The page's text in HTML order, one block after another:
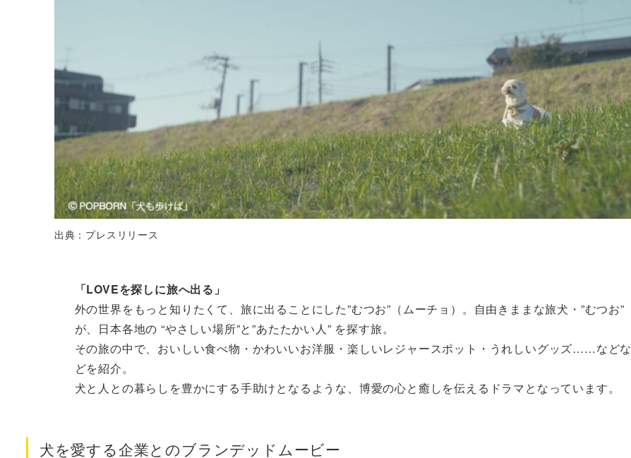
出典：プレスリリース
「LOVEを探しに旅へ出る」
外の世界をもっと知りたくて、旅に出ることにした”むつお”（ムーチョ）。自由きままな旅犬・”むつお”
が、日本各地の “やさしい場所”と”あたたかい人” を探す旅。
その旅の中で、おいしい食べ物・かわいいお洋服・楽しいレジャースポット・うれしいグッズ……などな
どを紹介。
犬と人との暮らしを豊かにする手助けとなるような、博愛の心と癒しを伝えるドラマとなっています。
犬を愛する企業とのブランデッドムービー